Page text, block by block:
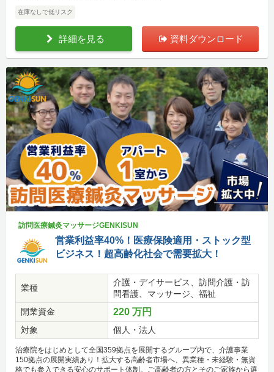
在庫なしで低リスク
詳細を見る 資料ダウンロード
訪問医療鍼灸マッサージGENKISUN
営業利益率40%！医療保険適用・ストック型
ビジネス！超高齢化社会で需要拡大！
業種
介護・デイサービス、訪問介護・訪
問看護、マッサージ、福祉
開業資金
220 万円
対象 個人・法人
治療院をはじめとして全国359拠点を展開するグループ内で、介護事業
150拠点の展開実績あり！拡大する高齢者市場へ、異業種・未経験・無資
格でも参入できる安心のサポート体制。ご高齢者の方とそのご家族から選